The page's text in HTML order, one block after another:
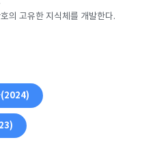
의 고유한 지식체를 개발한다.
(2024)